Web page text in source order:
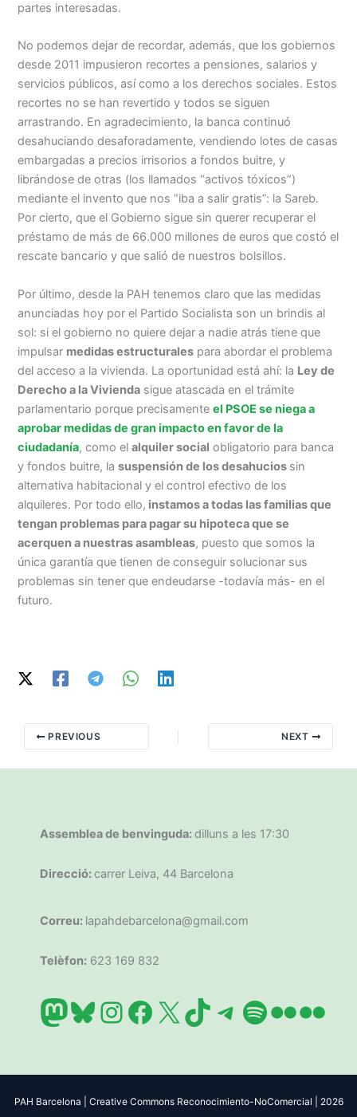
partes interesadas.
No podemos dejar de recordar, además, que los gobiernos
desde 2011 impusieron recortes a pensiones, salarios y
servicios públicos, así como a los derechos sociales. Estos
recortes no se han revertido y todos se siguen
arrastrando. En agradecimiento, la banca continuó
desahuciando desaforadamente, vendiendo lotes de casas
embargadas a precios irrisorios a fondos buitre, y
librándose de otras (los llamados “activos tóxicos”)
mediante el invento que nos “iba a salir gratis”: la Sareb.
Por cierto, que el Gobierno sigue sin querer recuperar el
préstamo de más de 66.000 millones de euros que costó el
rescate bancario y que salió de nuestros bolsillos.
Por último, desde la PAH tenemos claro que las medidas
anunciadas hoy por el Partido Socialista son un brindis al
sol: si el gobierno no quiere dejar a nadie atrás tiene que
impulsar medidas estructurales para abordar el problema
del acceso a la vivienda. La oportunidad está ahí: la Ley de
Derecho a la Vivienda sigue atascada en el trámite
parlamentario porque precisamenteel PSOE se niega a
aprobar medidas de gran impacto en favor de la
ciudadanía, como elalquiler social obligatorio para banca
y fondos buitre, lasuspensión de los desahucios sin
alternativa habitacional y el control efectivo de los
alquileres. Por todo ello, instamos a todas las familias que
tengan problemas para pagar su hipoteca que se
acerquen a nuestras asambleas, puesto que somos la
única garantía que tienen de conseguir solucionar sus
problemas sin tener que endeudarse -todavía más- en el
futuro.
PREVIOUS NEXT
Assemblea de benvinguda: dilluns a les 17:30
Direcció: carrer Leiva, 44 Barcelona
Correu: lapahdebarcelona@gmail.com
Telèfon: 623 169 832
Mastodon
Bluesky
Instagram
Facebook
X TikTok
Telegram
Spotify
Flickr
PAH Barcelona | Creative Commons Reconocimiento-NoComercial | 2026